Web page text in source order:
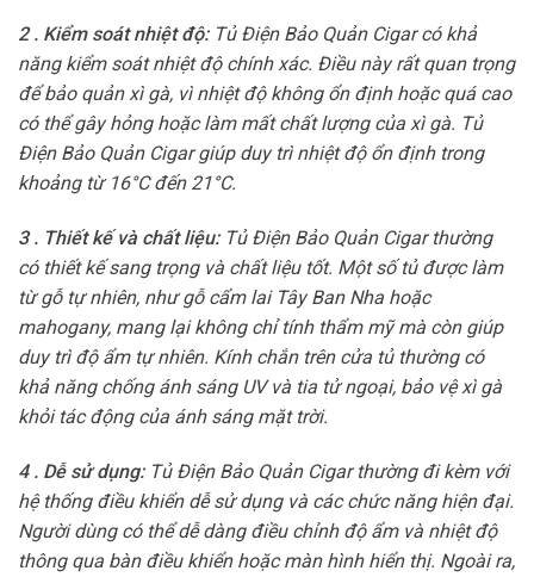
2 . Kiểm soát nhiệt độ:Tủ Điện Bảo Quản Cigar có khả
năng kiểm soát nhiệt độ chính xác. Điều này rất quan trọng
để bảo quản xì gà, vì nhiệt độ không ổn định hoặc quá cao
có thể gây hỏng hoặc làm mất chất lượng của xì gà. Tủ
Điện Bảo Quản Cigar giúp duy trì nhiệt độ ổn định trong
khoảng từ 16°C đến 21°C.
3 . Thiết kế và chất liệu:Tủ Điện Bảo Quản Cigar thường
có thiết kế sang trọng và chất liệu tốt. Một số tủ được làm
từ gỗ tự nhiên, như gỗ cẩm lai Tây Ban Nha hoặc
mahogany, mang lại không chỉ tính thẩm mỹ mà còn giúp
duy trì độ ẩm tự nhiên. Kính chắn trên cửa tủ thường có
khả năng chống ánh sáng UV và tia tử ngoại, bảo vệ xì gà
khỏi tác động của ánh sáng mặt trời.
4 . Dễ sử dụng:Tủ Điện Bảo Quản Cigar thường đi kèm với
hệ thống điều khiển dễ sử dụng và các chức năng hiện đại.
Người dùng có thể dễ dàng điều chỉnh độ ẩm và nhiệt độ
thông qua bàn điều khiển hoặc màn hình hiển thị. Ngoài ra,